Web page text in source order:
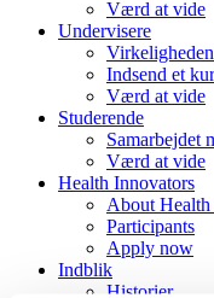
Værd at vide
Undervisere
Indsend et
Værd at vide
Studerende
Samarbejdet
Værd at vide
Health Innovators
About
Participants
Apply now
Indblik
Historier